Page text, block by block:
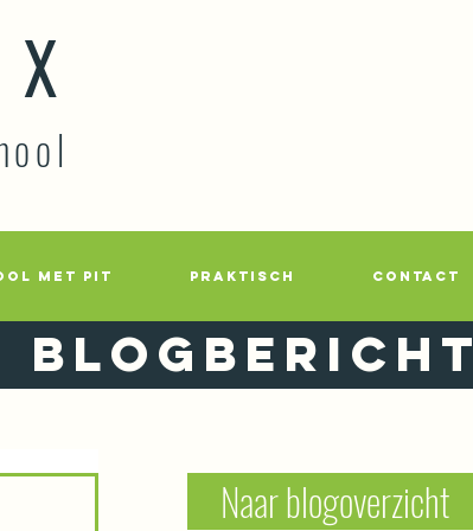
MET PIT PRAKTISCH CONTACT
Blogbericht
Naar blogoverzicht